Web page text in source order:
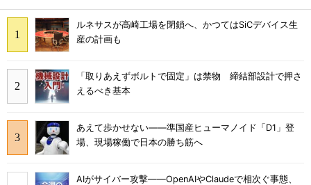
ルネサスが高崎工場を閉鎖へ、かつてはSiCデバイス生
産の計画も
「取りあえずボルトで固定」は禁物 締結部設計で押さ
えるべき基本
あえて歩かせない――準国産ヒューマノイド「D1」登
場、現場稼働で日本の勝ち筋へ
AIがサイバー攻撃――OpenAIやClaudeで相次ぐ事態、